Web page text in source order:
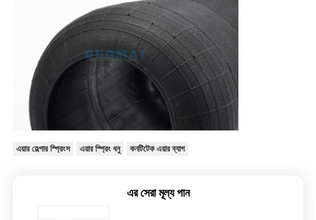
এয়ার হেল্পার স্প্রিংস এয়ার স্প্রিং ধনু কনটিটেক এয়ার ব্যাগ
এর সেরা মূল্য পান